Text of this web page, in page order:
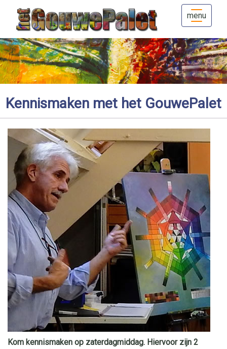
menu
Kennismaken met het GouwePalet
Kom kennismaken op zaterdagmiddag. Hiervoor zijn 2